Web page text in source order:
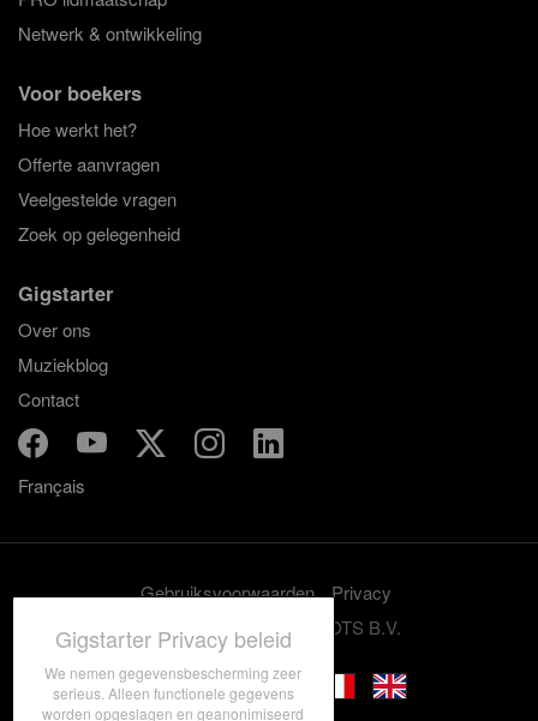
Netwerk & ontwikkeling
Voor boekers
Hoe werkt het?
Offerte aanvragen
Veelgestelde vragen
Zoek op gelegenheid
Gigstarter
Over ons
Muziekblog
Contact
Français
Gebruiksvoorwaarden
Privacy
© 2012-2026 GRASSROOTS B.V.
Gigstarter Privacy beleid
We nemen gegevensbescherming zeer
serieus. Alleen functionele gegevens
worden opgeslagen en geanonimiseerd